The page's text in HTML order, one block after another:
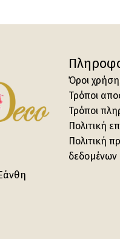
Όροι
Τρόποι
Τρόποι
Πολιτική
Πολιτική
δεδομένων